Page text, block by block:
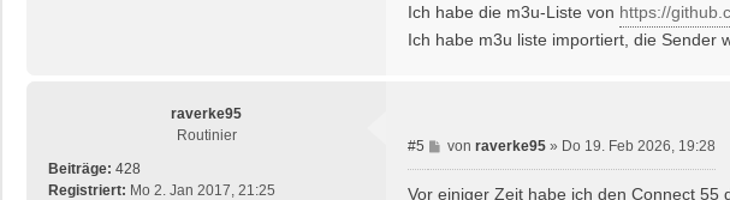
r
a
Ich habe die m3u-Liste von https://
Ich habe m3u liste importiert, die Sender
raverke95
Routinier
Beiträge: 428
Registriert: Mo 2. Jan 2017, 21:25
#5
B
e
von raverke95» Do 19. Feb 2026, 19:28
Vor einiger Zeit habe ich den Connect 55